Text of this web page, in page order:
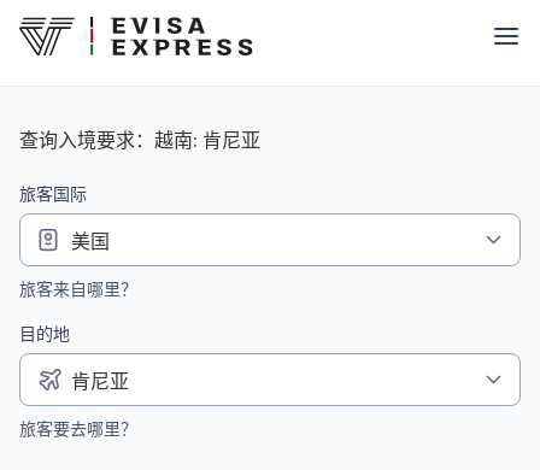
查询入境要求：越南: 肯尼亚
旅客国际
旅客来自哪里？
目的地
旅客要去哪里？